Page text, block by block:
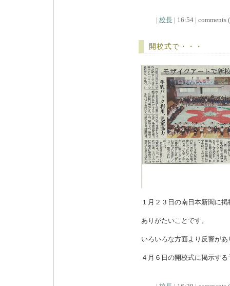
| 校長| 16:54 | comments
開校式で・・・
１月２３日の南日本新聞に
ありがたいことです。
いろいろな方面より反響があ
４月６日の開校式に掲示す